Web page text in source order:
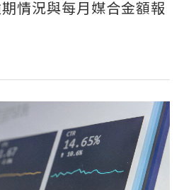
情況與每月媒合金額報